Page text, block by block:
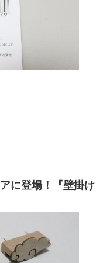
に登場！『壁掛け